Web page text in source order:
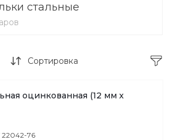
стальные
Сортировка
оцинкованная (12 мм х
76